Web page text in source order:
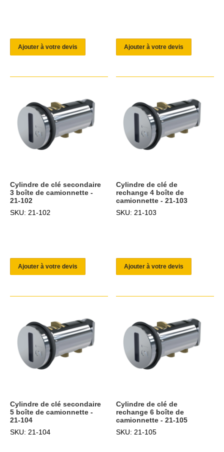
Ajouter à votre devis Ajouter à votre devis
Cylindre de clé secondaire
3 boîte de camionnette -
21-102
SKU: 21-102
Ajouter à votre devis
Cylindre de clé de
rechange 4 boîte de
camionnette - 21-103
SKU: 21-103
Ajouter à votre devis
Cylindre de clé secondaire
5 boîte de camionnette -
21-104
SKU: 21-104
Cylindre de clé de
rechange 6 boîte de
camionnette - 21-105
SKU: 21-105